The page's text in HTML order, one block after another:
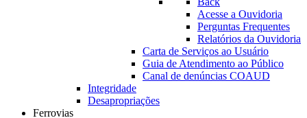
Acesse a Ouvidoria
Perguntas Frequentes
Relatórios da Ouvidoria
Carta de Serviços ao Usuário
Guia de Atendimento ao Público
Canal de denúncias COAUD
Integridade
Desapropriações
Ferrovias